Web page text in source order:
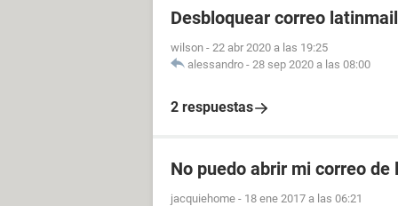
Desbloquear correo latinmail
wilson - 22 abr 2020 a las 19:25
alessandro - 28 sep 2020 a las 08:00
2 respuestas
No puedo abrir mi correo de
jacquiehome - 18 ene 2017 a las 06:21